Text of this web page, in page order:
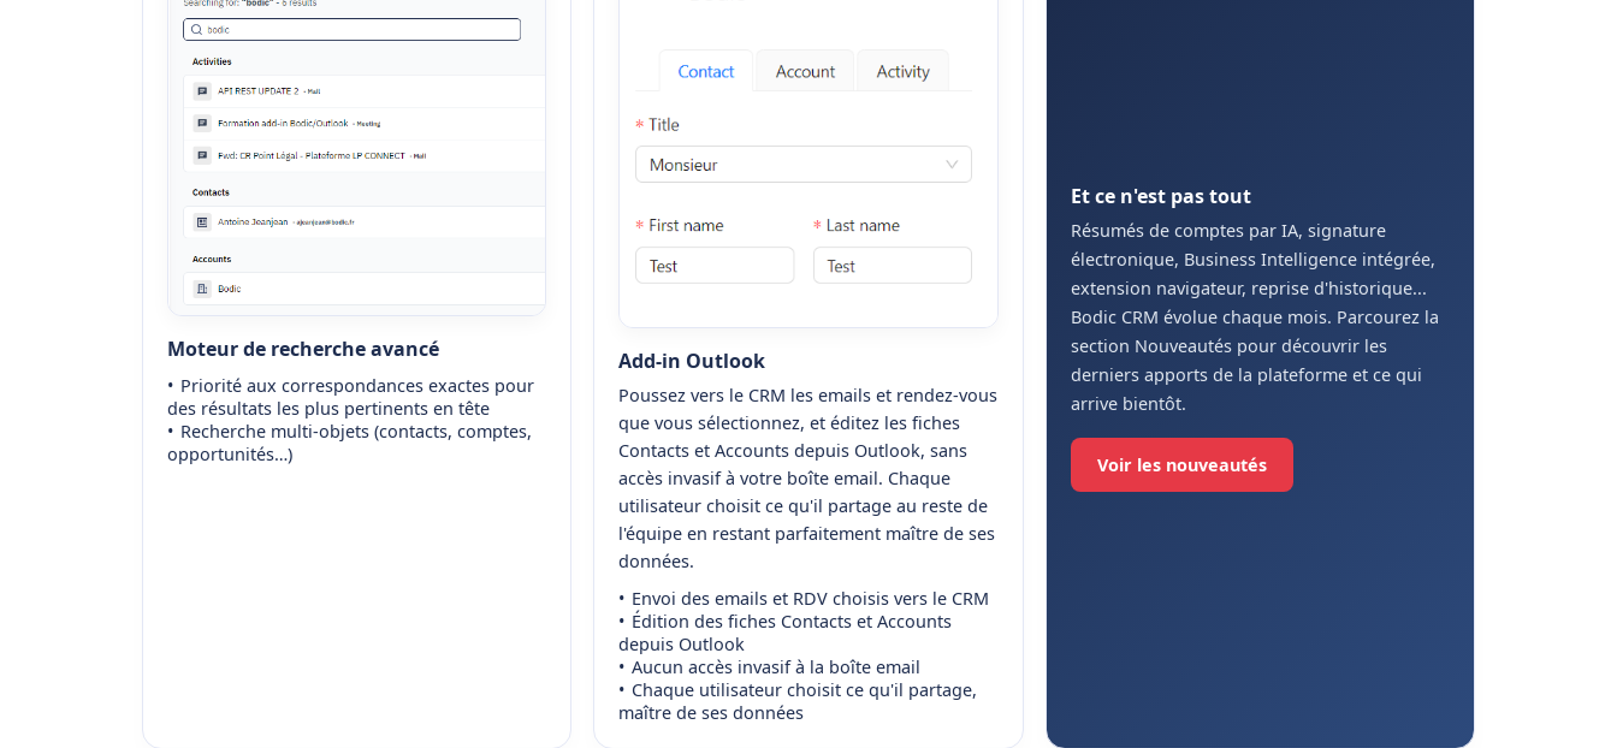
Moteur de recherche avancé
Priorité aux correspondances exactes pour
des résultats les plus pertinents en tête
Recherche multi-objets (contacts, comptes,
opportunités…)
Add-in Outlook
Poussez vers le CRM les emails et rendez-vous
que vous sélectionnez, et éditez les fiches
Contacts et Accounts depuis Outlook, sans
accès invasif à votre boîte email. Chaque
utilisateur choisit ce qu'il partage au reste de
l'équipe en restant parfaitement maître de ses
données.
Envoi des emails et RDV choisis vers le CRM
Édition des fiches Contacts et Accounts
depuis Outlook
Aucun accès invasif à la boîte email
Chaque utilisateur choisit ce qu'il partage,
maître de ses données
Et ce n'est pas tout
Résumés de comptes par IA, signature
électronique, Business Intelligence intégrée,
extension navigateur, reprise d'historique...
Bodic CRM évolue chaque mois. Parcourez la
section Nouveautés pour découvrir les
derniers apports de la plateforme et ce qui
arrive bientôt.
Voir les nouveautés